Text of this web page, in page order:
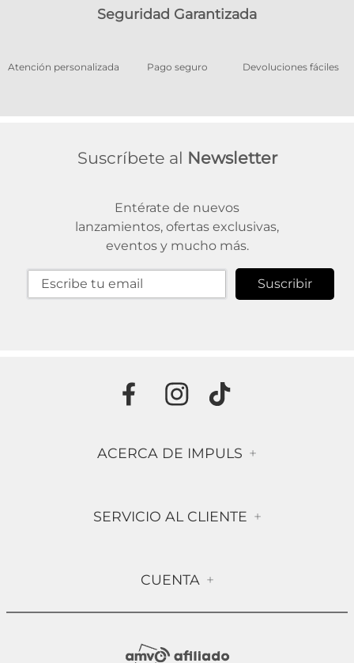
Seguridad Garantizada
Atención personalizada Pago seguro Devoluciones fáciles
Suscríbete al Newsletter
Entérate de nuevos
lanzamientos, ofertas exclusivas,
eventos y mucho más.
Suscribir
ACERCA DE IMPULS +
Contáctanos
Compra Segura
Sucursales
SERVICIO AL CLIENTE +
Política de Devolución
CUENTA +